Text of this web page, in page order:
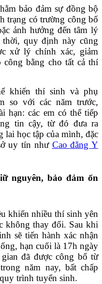
bảo đảm sự đồng bộ
trạng có trường công bố
ảnh hưởng đến tâm lý
quy định này cũng
xử lý chính xác, giảm
công bằng cho tất cả thí
khiến thí sinh và phụ
so với các năm trước,
hạn: các em có thể tiếp
tin cậy, từ đó đưa ra
lai học tập của mình, đặc
uy tín như Cao đẳng Y
nguyên, bảo đảm ổn
khiến nhiều thí sinh yên
không thay đổi. Sau khi
sẽ tiến hành xác nhận
hạn cuối là 17h ngày
đã được công bố từ
năm nay, bất chấp
trình tuyển sinh.